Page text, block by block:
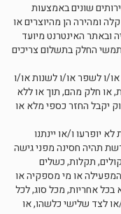
שונים באמצעות
ומהירה הן מהיוצרים או
ובאתר האינטרנט מיועד
החלק בתשלום צריכים
ו לשפר או/ו לשנות או/ו
או חלק מהם, תוך או ללא
יקבל החזר כספי מלא או
יופרעו ו/או יינתנו
תהיה חסינה מפני גישה
תקלות, כשלים
או מי מספקיה או
אחריות, מכל סוג, לכל
לצד שלישי כלשהו, או